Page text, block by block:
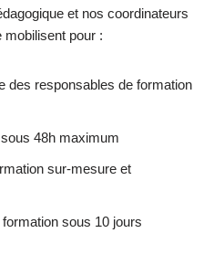
et nos coordinateurs
mobilisent pour :
des responsables de formation
48h maximum
sur-mesure et
sous 10 jours